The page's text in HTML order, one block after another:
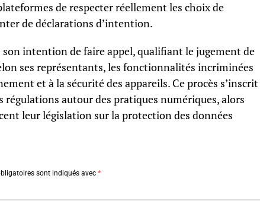
de respecter réellement les choix de
de déclarations d’intention.
intention de faire appel, qualifiant le jugement de
ses représentants, les fonctionnalités incriminées
et à la sécurité des appareils. Ce procès s’inscrit
régulations autour des pratiques numériques, alors
leur législation sur la protection des données
sont indiqués avec *